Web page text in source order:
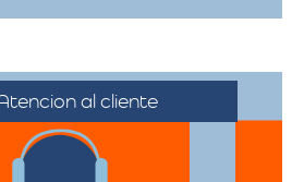
al cliente
contacto hasta la